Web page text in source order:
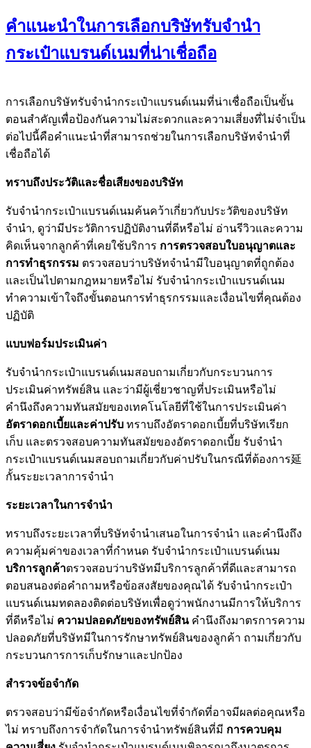
คำแนะนำในการเลือกบริษัทรับจำนำ
กระเป๋าแบรนด์เนมที่น่าเชื่อถือ
การเลือกบริษัทรับจำนำกระเป๋าแบรนด์เนมที่น่าเชื่อถือเป็นขั้น
ตอนสำคัญเพื่อป้องกันความไม่สะดวกและความเสี่ยงที่ไม่จำเป็น
ต่อไปนี้คือคำแนะนำที่สามารถช่วยในการเลือกบริษัทจำนำที่
เชื่อถือได้
ทราบถึงประวัติและชื่อเสียงของบริษัท
รับจำนำกระเป๋าแบรนด์เนมค้นคว้าเกี่ยวกับประวัติของบริษัท
จำนำ, ดูว่ามีประวัติการปฏิบัติงานที่ดีหรือไม่ อ่านรีวิวและความ
คิดเห็นจากลูกค้าที่เคยใช้บริการ การตรวจสอบใบอนุญาตและ
การทำธุรกรรม ตรวจสอบว่าบริษัทจำนำมีใบอนุญาตที่ถูกต้อง
และเป็นไปตามกฎหมายหรือไม่ รับจำนำกระเป๋าแบรนด์เนม
ทำความเข้าใจถึงขั้นตอนการทำธุรกรรมและเงื่อนไขที่คุณต้อง
ปฏิบัติ
แบบฟอร์มประเมินค่า
รับจำนำกระเป๋าแบรนด์เนมสอบถามเกี่ยวกับกระบวนการ
ประเมินค่าทรัพย์สิน และว่ามีผู้เชี่ยวชาญที่ประเมินหรือไม่
คำนึงถึงความทันสมัยของเทคโนโลยีที่ใช้ในการประเมินค่า
อัตราดอกเบี้ยและค่าปรับ ทราบถึงอัตราดอกเบี้ยที่บริษัทเรียก
เก็บ และตรวจสอบความทันสมัยของอัตราดอกเบี้ย รับจำนำ
กระเป๋าแบรนด์เนมสอบถามเกี่ยวกับค่าปรับในกรณีที่ต้องการ延
กั้นระยะเวลาการจำนำ
ระยะเวลาในการจำนำ
ทราบถึงระยะเวลาที่บริษัทจำนำเสนอในการจำนำ และคำนึงถึง
ความคุ้มค่าของเวลาที่กำหนด รับจำนำกระเป๋าแบรนด์เนม
บริการลูกค้าตรวจสอบว่าบริษัทมีบริการลูกค้าที่ดีและสามารถ
ตอบสนองต่อคำถามหรือข้อสงสัยของคุณได้ รับจำนำกระเป๋า
แบรนด์เนมทดลองติดต่อบริษัทเพื่อดูว่าพนักงานมีการให้บริการ
ที่ดีหรือไม่ ความปลอดภัยของทรัพย์สินคำนึงถึงมาตรการความ
ปลอดภัยที่บริษัทมีในการรักษาทรัพย์สินของลูกค้า ถามเกี่ยวกับ
กระบวนการการเก็บรักษาและปกป้อง
สำรวจข้อจำกัด
ตรวจสอบว่ามีข้อจำกัดหรือเงื่อนไขที่จำกัดที่อาจมีผลต่อคุณหรือ
ไม่ ทราบถึงการจำกัดในการจำนำทรัพย์สินที่มี การควบคุม